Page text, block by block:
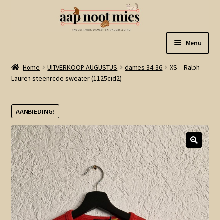
naar
navigatie
de
inhoud
Menu
Welkom
Winkel
Mijn account
Winkelmand
Linkjes
Home UITVERKOOP AUGUSTUS dames 34-36
XS – Ralph
Lauren steenrode sweater (1125did2)
AANBIEDING!